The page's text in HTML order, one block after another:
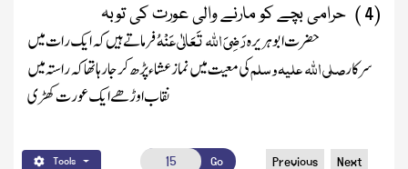
(4 ) حرامی بچے کو مارنے والی عورت کی توبہ
حضرت ابو ہریرہرَضِیَ اللہ تَعَالٰی عَنْہُفرماتے ہیں کہ ایک رات میں
سرکارصلی اللہ علیہ وسلمکی معیت میں نماز عشاء پڑھ کر جا رہا تھا کہ راستہ میں
نقاب اوڑھے ایک عورت کھڑی
Tools Go Previous Next